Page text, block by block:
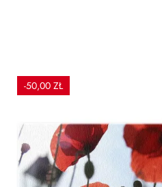
-50,00 ZŁ